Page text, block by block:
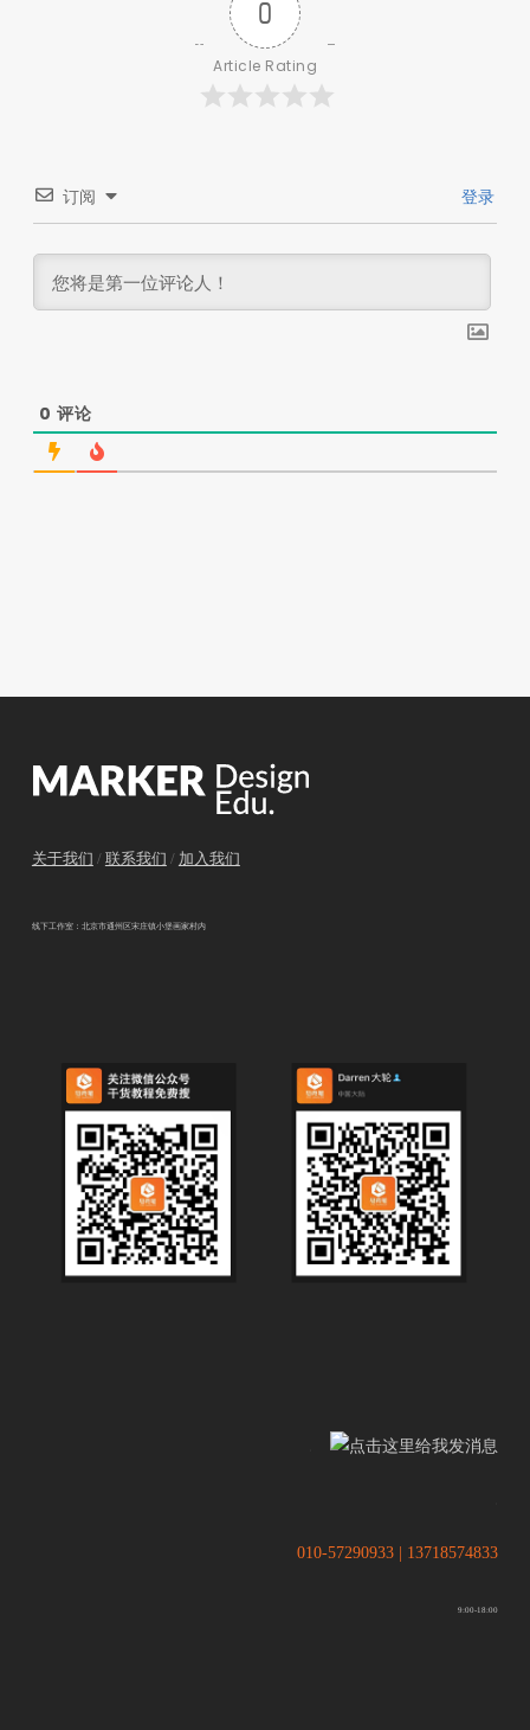
0
Article Rating
订阅 登录
0 评论
关于我们 / 联系我们 / 加入我们
线下工作室：北京市通州区宋庄镇小堡画家村内
010-57290933 | 13718574833
9:00-18:00